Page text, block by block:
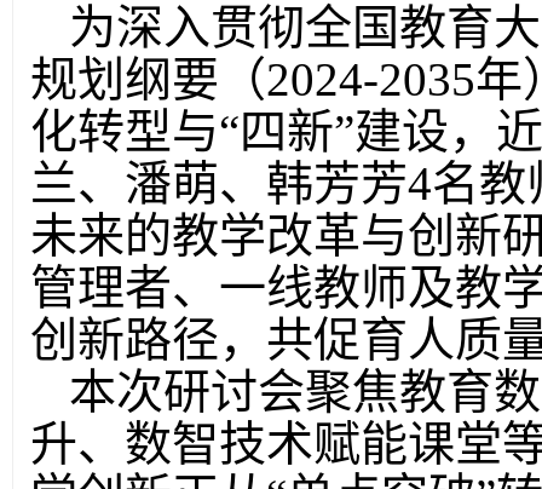
为深入贯彻全国教育
规划纲要（2024-2035
化转型与“四新”建设，
兰、潘萌、韩芳芳4名
未来的教学改革与创新
管理者、一线教师及教
创新路径，共促育人质
本次研讨会聚焦教育
升、数智技术赋能课堂